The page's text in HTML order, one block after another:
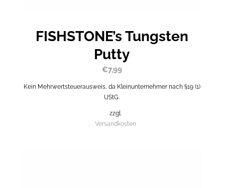
FISHSTONE’s Tungsten
Putty
€7,99
Kein Mehrwertsteuerausweis, da Kleinunternehmer nach §19 (1)
UStG.
zzgl.
Versandkosten